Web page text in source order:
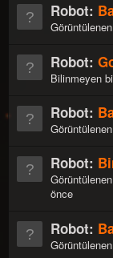
Robot:
Robot:
Bilinmeyen
Robot:
Robot:
önce
Robot: